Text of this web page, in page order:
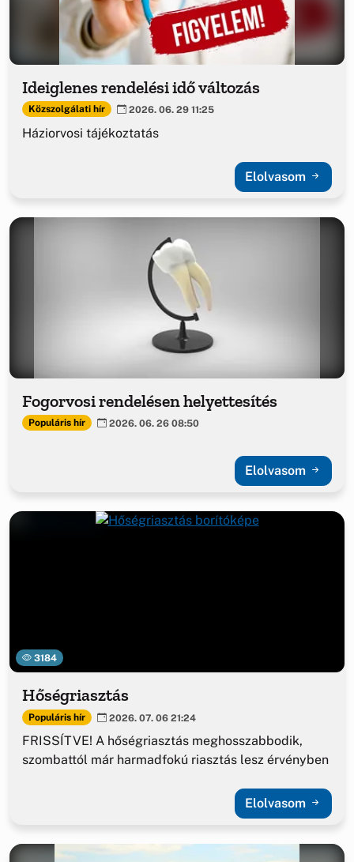
Ideiglenes rendelési idő változás
Közszolgálati hír 2026. 06. 29 11:25
Háziorvosi tájékoztatás
Elolvasom
Fogorvosi rendelésen helyettesítés
Populáris hír 2026. 06. 26 08:50
Elolvasom
3184
Hőségriasztás
Populáris hír 2026. 07. 06 21:24
FRISSÍTVE! A hőségriasztás meghosszabbodik,
szombattól már harmadfokú riasztás lesz érvényben
Elolvasom